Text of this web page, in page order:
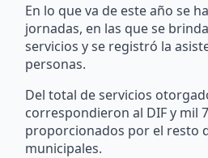
En lo que va de este año se
jornadas, en las que se
servicios y se registró la
personas.
Del total de servicios
correspondieron al DIF y mil
proporcionados por el resto
municipales.